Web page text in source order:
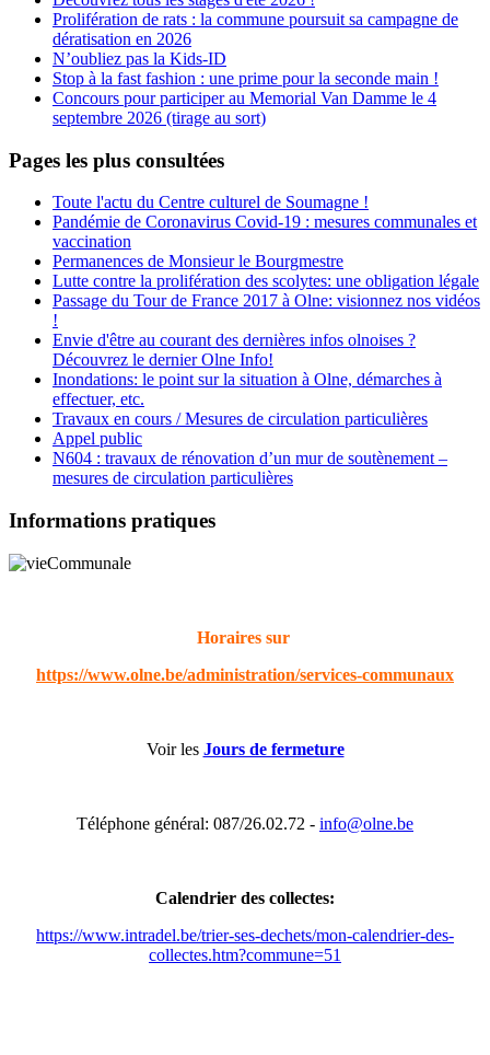
Prolifération de rats : la commune poursuit sa campagne de
dératisation en 2026
N’oubliez pas la Kids-ID
Stop à la fast fashion : une prime pour la seconde main !
Concours pour participer au Memorial Van Damme le 4
septembre 2026 (tirage au sort)
Pages les plus consultées
Toute l'actu du Centre culturel de Soumagne !
Pandémie de Coronavirus Covid-19 : mesures communales et
vaccination
Permanences de Monsieur le Bourgmestre
Lutte contre la prolifération des scolytes: une obligation légale
Passage du Tour de France 2017 à Olne: visionnez nos vidéos
!
Envie d'être au courant des dernières infos olnoises ?
Découvrez le dernier Olne Info!
Inondations: le point sur la situation à Olne, démarches à
effectuer, etc.
Travaux en cours / Mesures de circulation particulières
Appel public
N604 : travaux de rénovation d’un mur de soutènement –
mesures de circulation particulières
Informations pratiques
Horaires sur
https://www.olne.be/administration/services-communaux
Voir les Jours de fermeture
Téléphone général: 087/26.02.72 - info@olne.be
Calendrier des collectes:
https://www.intradel.be/trier-ses-dechets/mon-calendrier-des-
collectes.htm?commune=51